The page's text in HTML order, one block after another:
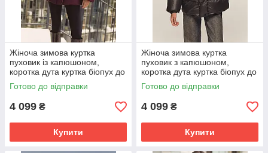
Жіноча зимова куртка
пуховик із капюшоном,
коротка дута куртка біопух до
-20 °C 44-50 розмір бордо
Готово до відправки
4 099 ₴
Купити
Жіноча зимова куртка
пуховик з капюшоном,
коротка дута куртка біопух до
-20°C 44-50 розмір чорна
Готово до відправки
4 099 ₴
Купити